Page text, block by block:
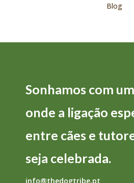
Blog
Sonhamos com
onde a ligação
entre cães e
seja celebrada.
info@thedogtribe.pt